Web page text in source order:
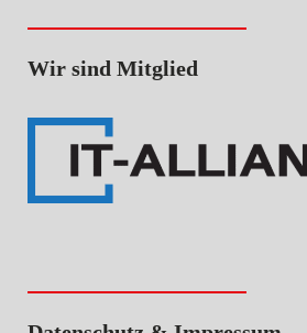
Wir sind Mitglied